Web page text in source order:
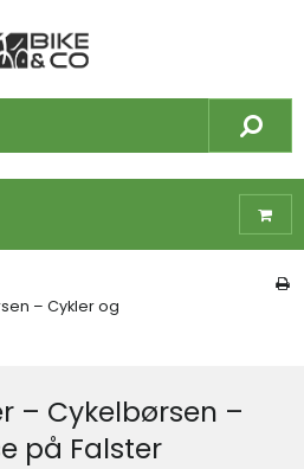
– Cykler og
– Cykelbørsen –
på Falster